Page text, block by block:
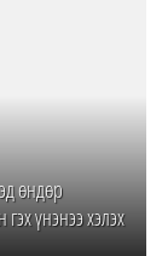
өндөр
үнэнээ хэлэх